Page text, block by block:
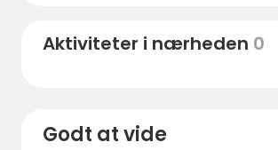
Aktiviteter i nærheden 0
Godt at vide